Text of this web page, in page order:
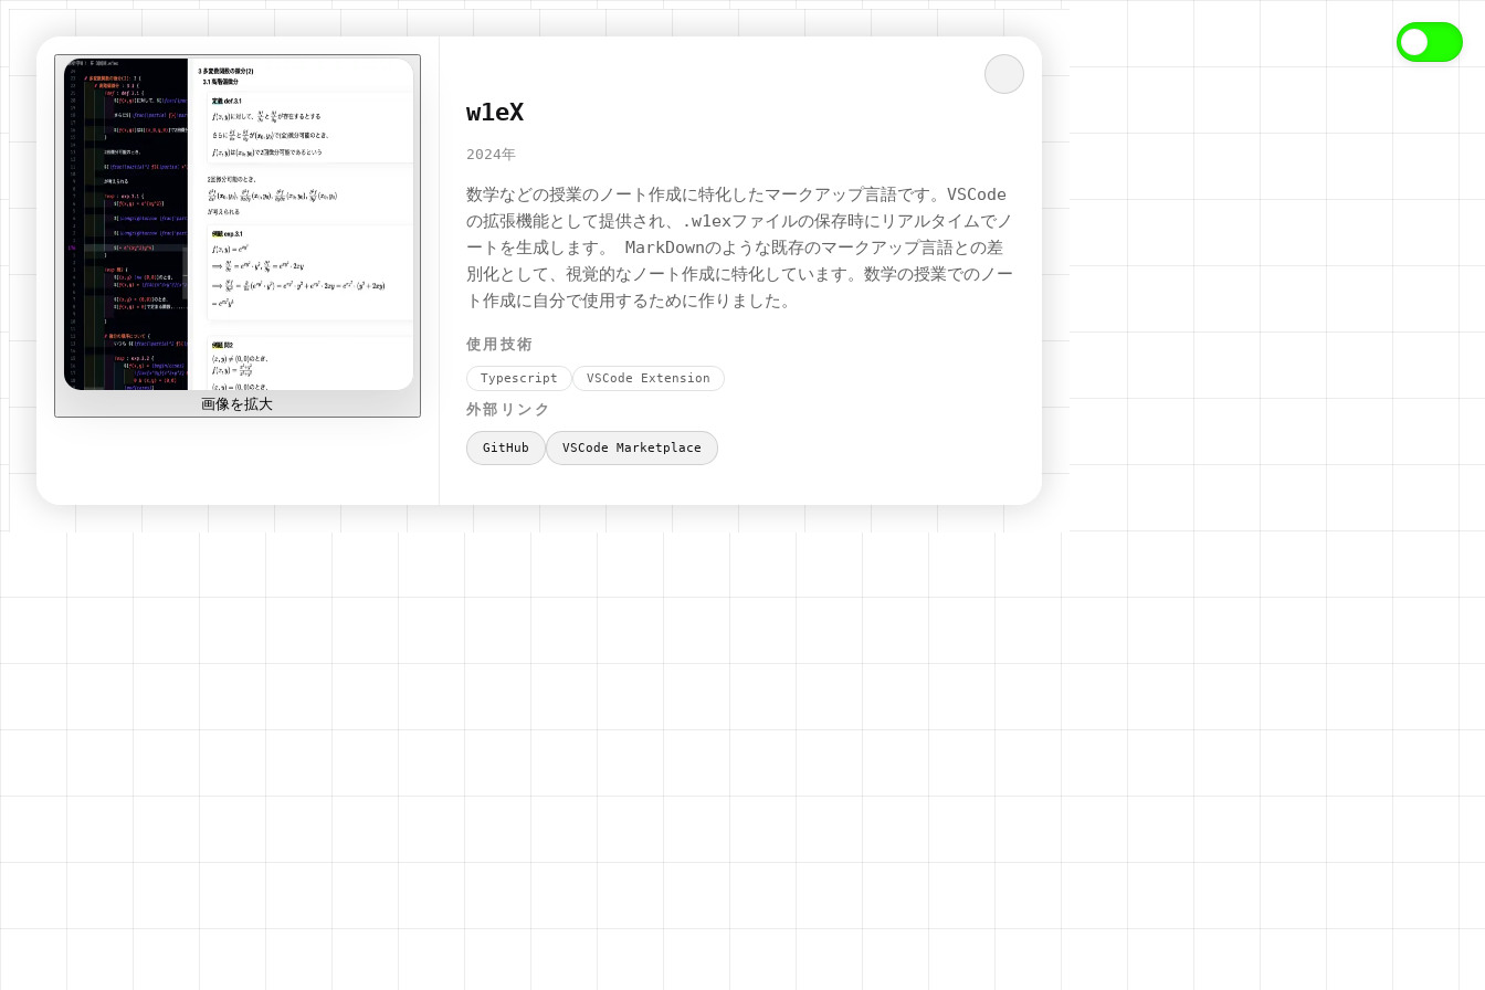
画像を拡大
w1eX
2024年
数学などの授業のノート作成に特化したマークアップ言語です。VSCode
の拡張機能として提供され、.w1exファイルの保存時にリアルタイムでノ
ートを生成します。 MarkDownのような既存のマークアップ言語との差
別化として、視覚的なノート作成に特化しています。数学の授業でのノー
ト作成に自分で使用するために作りました。
使用技術
Typescript VSCode Extension
外部リンク
GitHub VSCode Marketplace